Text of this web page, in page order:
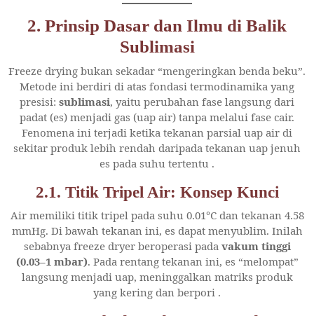
2. Prinsip Dasar dan Ilmu di Balik
Sublimasi
Freeze drying bukan sekadar “mengeringkan benda beku”.
Metode ini berdiri di atas fondasi termodinamika yang
presisi: sublimasi, yaitu perubahan fase langsung dari
padat (es) menjadi gas (uap air) tanpa melalui fase cair.
Fenomena ini terjadi ketika tekanan parsial uap air di
sekitar produk lebih rendah daripada tekanan uap jenuh
es pada suhu tertentu .
2.1. Titik Tripel Air: Konsep Kunci
Air memiliki titik tripel pada suhu 0.01°C dan tekanan 4.58
mmHg. Di bawah tekanan ini, es dapat menyublim. Inilah
sebabnya freeze dryer beroperasi pada vakum tinggi
(0.03–1 mbar). Pada rentang tekanan ini, es “melompat”
langsung menjadi uap, meninggalkan matriks produk
yang kering dan berpori .